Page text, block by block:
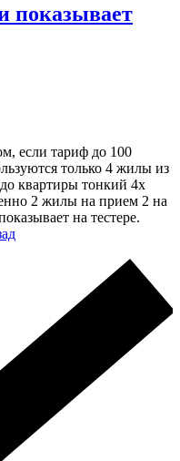
показывает
если тариф до 100
только 4 жилы из
квартиры тонкий 4х
2 жилы на прием 2 на
на тестере.